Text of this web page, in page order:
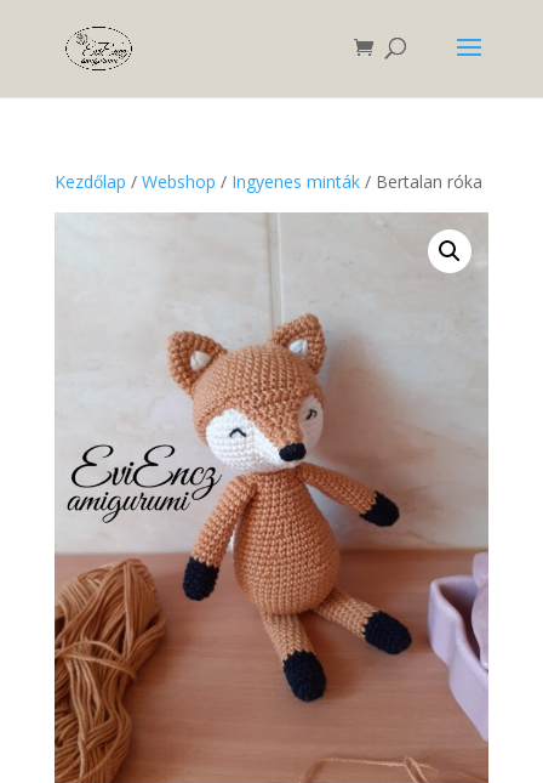
Kezdőlap / Webshop / Ingyenes minták/ Bertalan róka